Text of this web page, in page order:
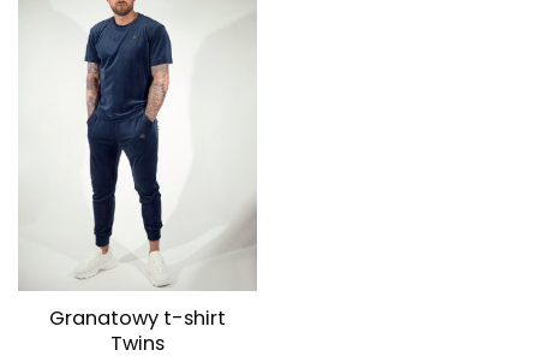
ulubionych
Granatowy t-shirt
Twins